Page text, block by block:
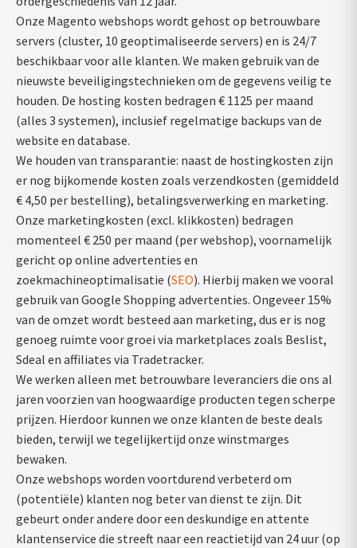
Onze Magento webshops wordt gehost op betrouwbare
servers (cluster, 10 geoptimaliseerde servers) en is 24/7
beschikbaar voor alle klanten. We maken gebruik van de
nieuwste beveiligingstechnieken om de gegevens veilig te
houden. De hosting kosten bedragen € 1125 per maand
(alles 3 systemen), inclusief regelmatige backups van de
website en database.
We houden van transparantie: naast de hostingkosten zijn
er nog bijkomende kosten zoals verzendkosten (gemiddeld
€ 4,50 per bestelling), betalingsverwerking en marketing.
Onze marketingkosten (excl. klikkosten) bedragen
momenteel € 250 per maand (per webshop), voornamelijk
gericht op online advertenties en
zoekmachineoptimalisatie (SEO). Hierbij maken we vooral
gebruik van Google Shopping advertenties. Ongeveer 15%
van de omzet wordt besteed aan marketing, dus er is nog
genoeg ruimte voor groei via marketplaces zoals Beslist,
Sdeal en affiliates via Tradetracker.
We werken alleen met betrouwbare leveranciers die ons al
jaren voorzien van hoogwaardige producten tegen scherpe
prijzen. Hierdoor kunnen we onze klanten de beste deals
bieden, terwijl we tegelijkertijd onze winstmarges
bewaken.
Onze webshops worden voortdurend verbeterd om
(potentiële) klanten nog beter van dienst te zijn. Dit
gebeurt onder andere door een deskundige en attente
klantenservice die streeft naar een reactietijd van 24 uur (op